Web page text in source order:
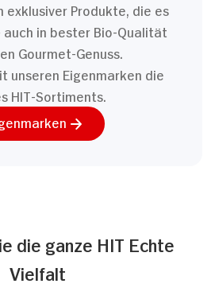
exklusiver Produkte, die es
auch in bester Bio-Qualität
Gourmet-Genuss.
unseren Eigenmarken die
HIT-Sortiments.
die ganze HIT Echte
Vielfalt